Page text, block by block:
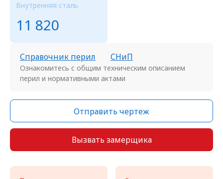
Внутренняя сталь
11 820
Справочник перил СНиП
Ознакомитесь с общим техническим описанием
перил и нормативными актами
Отправить чертеж
Вызвать замерщика